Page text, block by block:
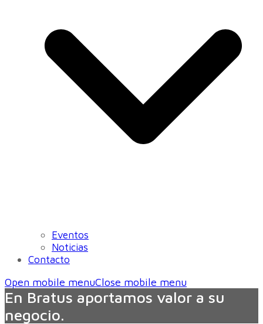
Eventos
Noticias
Contacto
Open mobile menuClose mobile menu
En Bratus aportamos valor a su
negocio.